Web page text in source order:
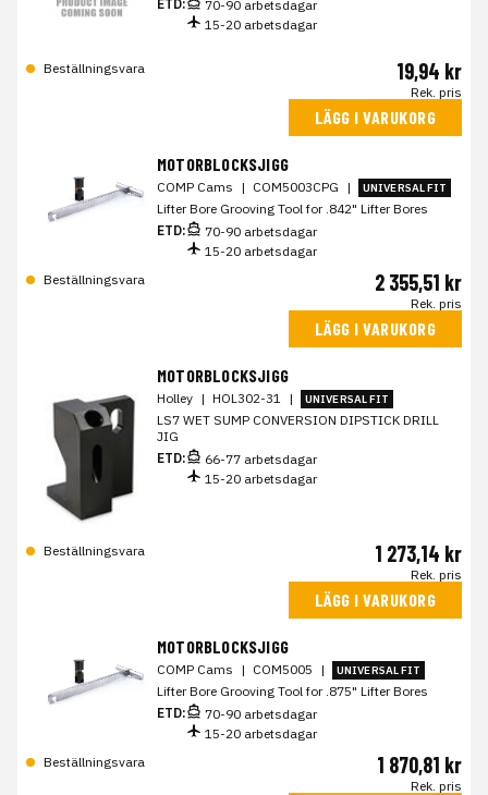
ETD:
70-90 arbetsdagar
15-20 arbetsdagar
Beställningsvara 19,94 kr
Rek. pris
LÄGG I VARUKORG
MOTORBLOCKSJIGG
COMP Cams | COM5003CPG | UNIVERSAL FIT
Lifter Bore Grooving Tool for .842" Lifter Bores
ETD:
70-90 arbetsdagar
15-20 arbetsdagar
Beställningsvara
2 355,51 kr
Rek. pris
LÄGG I VARUKORG
MOTORBLOCKSJIGG
Holley | HOL302-31 | UNIVERSAL FIT
LS7 WET SUMP CONVERSION DIPSTICK DRILL
JIG
ETD:
66-77 arbetsdagar
15-20 arbetsdagar
Beställningsvara 1 273,14 kr
Rek. pris
LÄGG I VARUKORG
MOTORBLOCKSJIGG
COMP Cams | COM5005 | UNIVERSAL FIT
Lifter Bore Grooving Tool for .875" Lifter Bores
ETD:
70-90 arbetsdagar
15-20 arbetsdagar
Beställningsvara
1 870,81 kr
Rek. pris